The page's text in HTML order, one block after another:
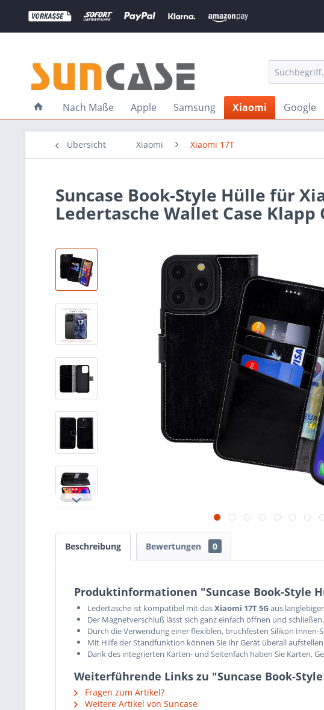
Nach Maße Apple Samsung Xiaomi Google
Übersicht Xiaomi Xiaomi 17T
Suncase Book-Style Hülle für
Ledertasche Wallet Case Klapp
Beschreibung Bewertungen 0
Produktinformationen "Suncase Book-Style
Ledertasche ist kompatibel mit dasXiaomi 17T 5Gaus
Der Magnetverschluß lässt sich ganz einfach öffnen und schließen.
Durch die Verwendung einer flexiblen, bruchfesten Silikon
Mit Hilfe der Standfunktion können Sie Ihr Gerät überall
Dank des integrierten Karten- und Seitenfach haben Sie Karten,
Weiterführende Links zu "Suncase Book-
Fragen zum Artikel?
Weitere Artikel von Suncase